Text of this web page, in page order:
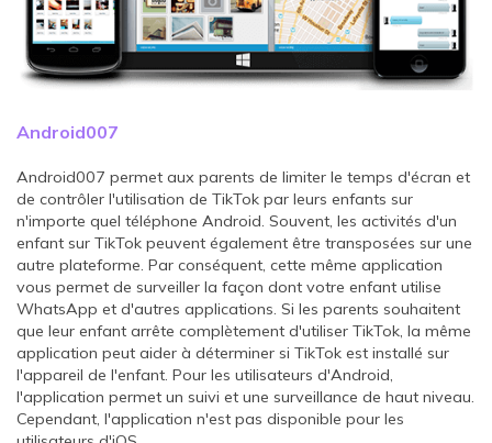
Android007
Android007 permet aux parents de limiter le temps d'écran et
de contrôler l'utilisation de TikTok par leurs enfants sur
n'importe quel téléphone Android. Souvent, les activités d'un
enfant sur TikTok peuvent également être transposées sur une
autre plateforme. Par conséquent, cette même application
vous permet de surveiller la façon dont votre enfant utilise
WhatsApp et d'autres applications. Si les parents souhaitent
que leur enfant arrête complètement d'utiliser TikTok, la même
application peut aider à déterminer si TikTok est installé sur
l'appareil de l'enfant. Pour les utilisateurs d'Android,
l'application permet un suivi et une surveillance de haut niveau.
Cependant, l'application n'est pas disponible pour les